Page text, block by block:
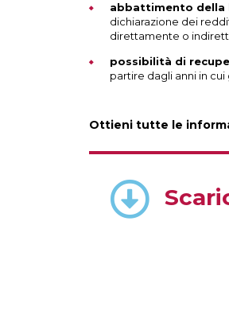
abbattimento della
dichiarazione dei
direttamente o
possibilità di
partire dagli anni in
Ottieni tutte le